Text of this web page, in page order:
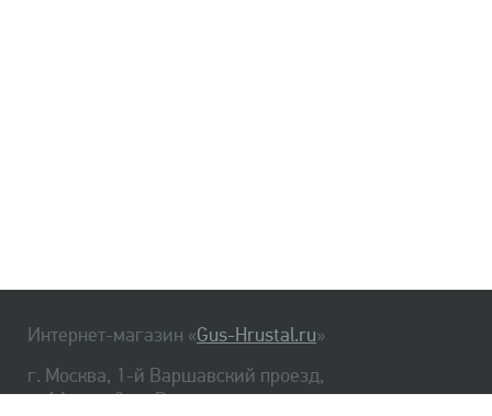
Интернет-магазин «Gus-Hrustal.ru»
г. Москва, 1-й Варшавский проезд,
д. 1А, стр. 3, м. Варшавская